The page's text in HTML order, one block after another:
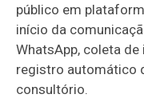
público em
início da
WhatsApp, coleta
registro automático
consultório.